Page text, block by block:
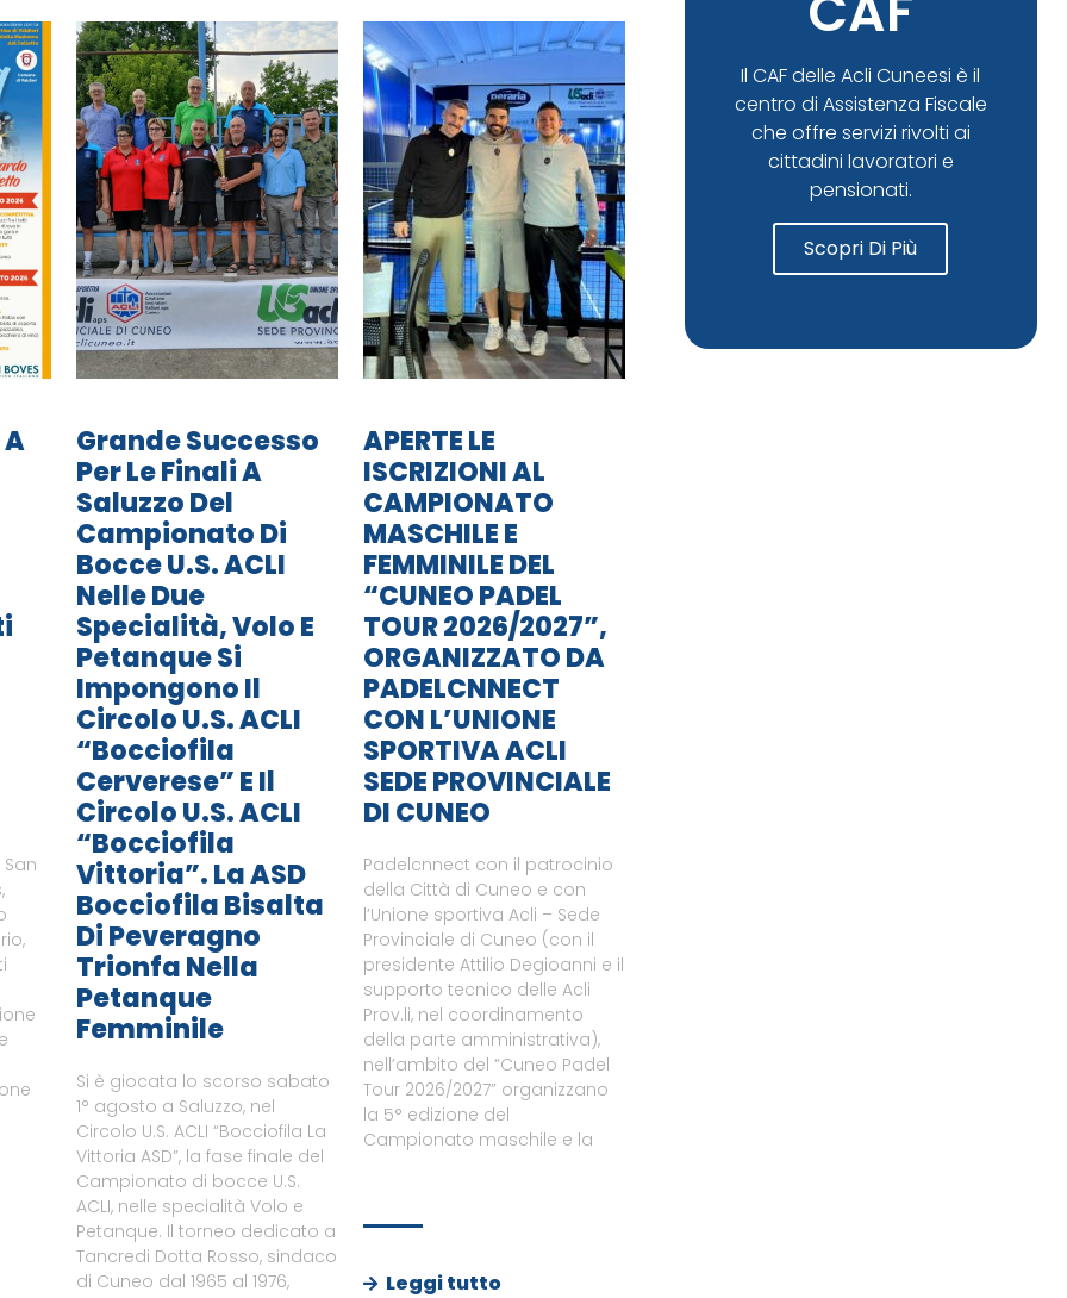
Grande Successo
Per Le Finali A
Saluzzo Del
Campionato Di
Bocce U.S. ACLI
Nelle Due
Specialità, Volo E
Petanque Si
Impongono Il
Circolo U.S. ACLI
“Bocciofila
Cerverese” E Il
Circolo U.S. ACLI
“Bocciofila
Vittoria”. La ASD
Bocciofila Bisalta
Di Peveragno
Trionfa Nella
Petanque
Femminile
Si è giocata lo scorso sabato
1° agosto a Saluzzo, nel
Circolo U.S. ACLI “Bocciofila La
Vittoria ASD”, la fase finale del
Campionato di bocce U.S.
ACLI, nelle specialità Volo e
Petanque. Il torneo dedicato a
Tancredi Dotta Rosso, sindaco
di Cuneo dal 1965 al 1976,
APERTE LE
ISCRIZIONI AL
CAMPIONATO
MASCHILE E
FEMMINILE DEL
“CUNEO PADEL
TOUR 2026/2027”,
ORGANIZZATO DA
PADELCNNECT
CON L’UNIONE
SPORTIVA ACLI
SEDE PROVINCIALE
DI CUNEO
Padelcnnect con il patrocinio
della Città di Cuneo e con
l’Unione sportiva Acli – Sede
Provinciale di Cuneo (con il
presidente Attilio Degioanni e il
supporto tecnico delle Acli
Prov.li, nel coordinamento
della parte amministrativa),
nell’ambito del “Cuneo Padel
Tour 2026/2027” organizzano
la 5° edizione del
Campionato maschile e la
Leggi tutto
Il CAF delle Acli Cuneesi è il
centro di Assistenza Fiscale
che offre servizi rivolti ai
cittadini lavoratori e
pensionati.
Scopri Di Più